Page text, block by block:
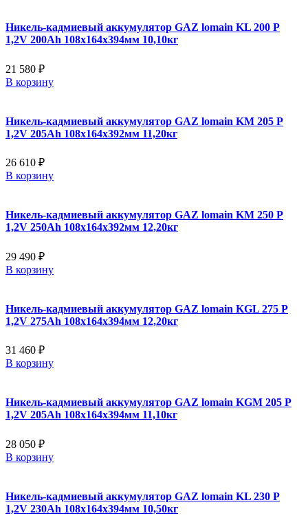
Никель-кадмиевый аккумулятор GAZ lomain KL 200 P
1,2V 200Ah 108x164x394мм 10,10кг
21 580 ₽
В корзину
Никель-кадмиевый аккумулятор GAZ lomain KM 205 P
1,2V 205Ah 108x164x392мм 11,20кг
26 610 ₽
В корзину
Никель-кадмиевый аккумулятор GAZ lomain KM 250 P
1,2V 250Ah 108x164x392мм 12,20кг
29 490 ₽
В корзину
Никель-кадмиевый аккумулятор GAZ lomain KGL 275 P
1,2V 275Ah 108x164x394мм 12,20кг
31 460 ₽
В корзину
Никель-кадмиевый аккумулятор GAZ lomain KGM 205 P
1,2V 205Ah 108x164x394мм 11,10кг
28 050 ₽
В корзину
Никель-кадмиевый аккумулятор GAZ lomain KL 230 P
1,2V 230Ah 108x164x394мм 10,50кг